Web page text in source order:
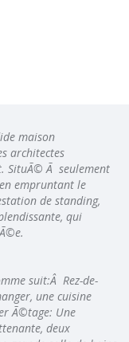
maison
architectes
SituÃ© Ã seulement
empruntant le
de standing,
qui
suit:Â Rez-de-
une cuisine
Ã©tage: Une
deux